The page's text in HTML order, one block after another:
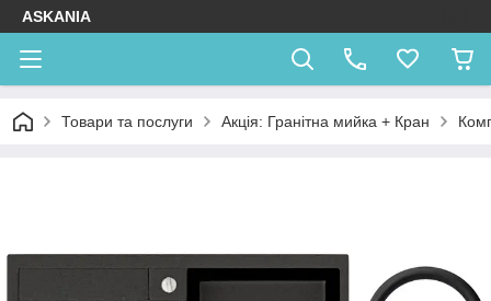
ASKANIA
Товари та послуги Акція: Гранітна мийка + Кран